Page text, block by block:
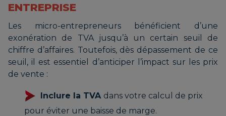
ENTREPRISE
Les micro-entrepreneurs bénéficient d’une
exonération de TVA jusqu’à un certain seuil de
chiffre d’affaires. Toutefois, dès dépassement de ce
seuil, il est essentiel d’anticiper l’impact sur les prix
de vente :
Inclure la TVA dans votre calcul de prix
pour éviter une baisse de marge.